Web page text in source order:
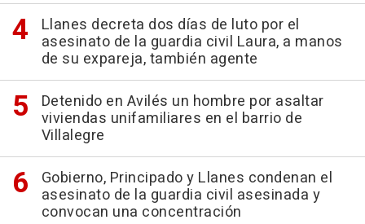
Llanes decreta dos días de luto por el
asesinato de la guardia civil Laura, a manos
de su expareja, también agente
Detenido en Avilés un hombre por asaltar
viviendas unifamiliares en el barrio de
Villalegre
Gobierno, Principado y Llanes condenan el
asesinato de la guardia civil asesinada y
convocan una concentración